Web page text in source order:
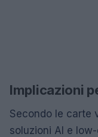
Implicazioni
Secondo le carte
soluzioni AI e